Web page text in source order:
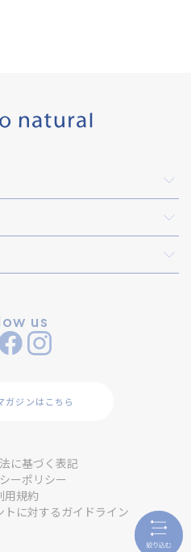
us
ガジンはこちら
に基づく表記
ーポリシー
用規約
トに対するガイドライン